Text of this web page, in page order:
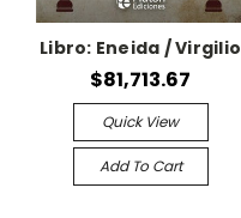
Libro: Eneida / Virgilio
$81,713.67
Quick View
Add To Cart